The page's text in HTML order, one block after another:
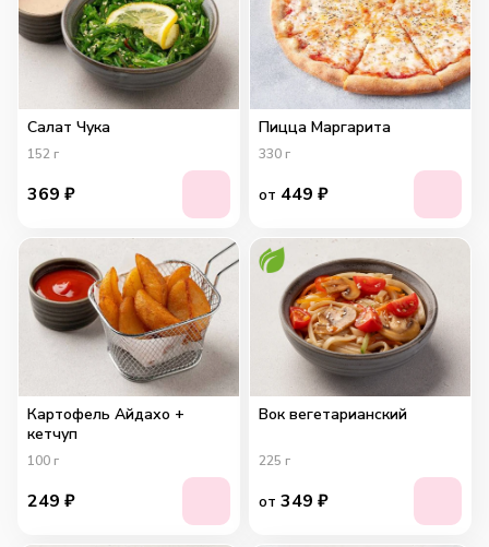
Салат Чука
152 г
369 ₽
Пицца Маргарита
330 г
от 449 ₽
Картофель Айдахо +
кетчуп
100 г
249 ₽
Вок вегетарианский
225 г
от 349 ₽